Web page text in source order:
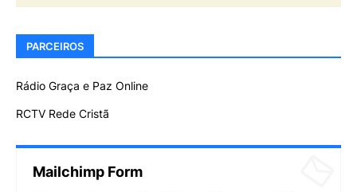
PARCEIROS
Rádio Graça e Paz Online
RCTV Rede Cristã
Mailchimp Form